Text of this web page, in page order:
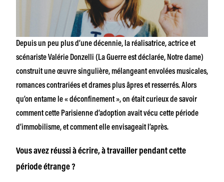
Depuis un peu plus d’une décennie, la réalisatrice, actrice et
scénariste Valérie Donzelli (La Guerre est déclarée, Notre dame)
construit une œuvre singulière, mélangeant envolées musicales,
romances contrariées et drames plus âpres et resserrés. Alors
qu’on entame le « déconfinement », on était curieux de savoir
comment cette Parisienne d’adoption avait vécu cette période
d’immobilisme, et comment elle envisageait l’après.
Vous avez réussi à écrire, à travailler pendant cette
période étrange ?